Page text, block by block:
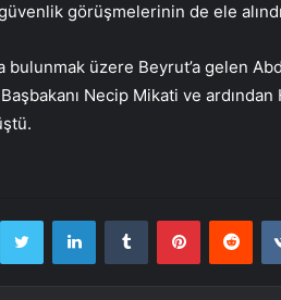
görüşmelerinin de ele
bulunmak üzere Beyrut’a gelen
Necip Mikati ve
Twitter LinkedInTumblr Pinterest